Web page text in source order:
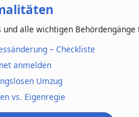
und alle wichtigen
– Checkliste
anmelden
Umzug
vs. Eigenregie